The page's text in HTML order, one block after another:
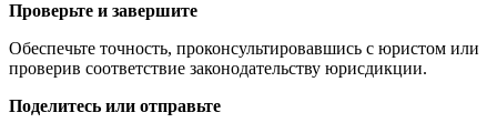
Проверьте и завершите
Обеспечьте точность, проконсультировавшись с юристом или
проверив соответствие законодательству юрисдикции.
Поделитесь или отправьте